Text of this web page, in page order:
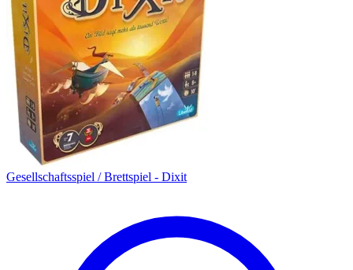
Gesellschaftsspiel / Brettspiel - Dixit